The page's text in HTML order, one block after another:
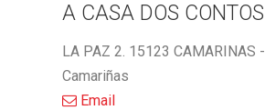
A CASA DOS CONTOS
LA PAZ 2. 15123 CAMARINAS -
Camariñas
Email